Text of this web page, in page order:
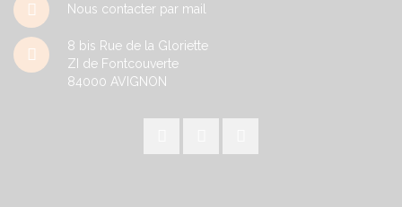
Nous contacter par mail
8 bis Rue de la Gloriette
ZI de Fontcouverte
84000 AVIGNON